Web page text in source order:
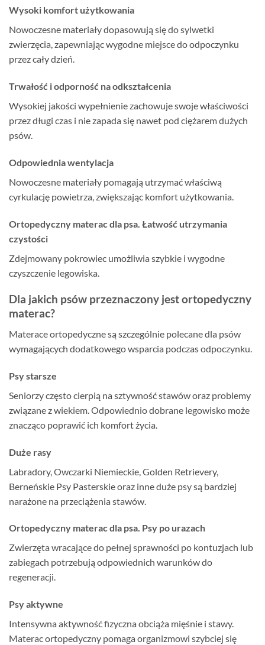
Wysoki komfort użytkowania
Nowoczesne materiały dopasowują się do sylwetki
zwierzęcia, zapewniając wygodne miejsce do odpoczynku
przez cały dzień.
Trwałość i odporność na odkształcenia
Wysokiej jakości wypełnienie zachowuje swoje właściwości
przez długi czas i nie zapada się nawet pod ciężarem dużych
psów.
Odpowiednia wentylacja
Nowoczesne materiały pomagają utrzymać właściwą
cyrkulację powietrza, zwiększając komfort użytkowania.
Ortopedyczny materac dla psa. Łatwość utrzymania
czystości
Zdejmowany pokrowiec umożliwia szybkie i wygodne
czyszczenie legowiska.
Dla jakich psów przeznaczony jest ortopedyczny
materac?
Materace ortopedyczne są szczególnie polecane dla psów
wymagających dodatkowego wsparcia podczas odpoczynku.
Psy starsze
Seniorzy często cierpią na sztywność stawów oraz problemy
związane z wiekiem. Odpowiednio dobrane legowisko może
znacząco poprawić ich komfort życia.
Duże rasy
Labradory, Owczarki Niemieckie, Golden Retrievery,
Berneńskie Psy Pasterskie oraz inne duże psy są bardziej
narażone na przeciążenia stawów.
Ortopedyczny materac dla psa. Psy po urazach
Zwierzęta wracające do pełnej sprawności po kontuzjach lub
zabiegach potrzebują odpowiednich warunków do
regeneracji.
Psy aktywne
Intensywna aktywność fizyczna obciąża mięśnie i stawy.
Materac ortopedyczny pomaga organizmowi szybciej się